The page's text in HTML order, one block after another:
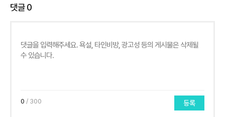
댓글0
0 / 300 등록